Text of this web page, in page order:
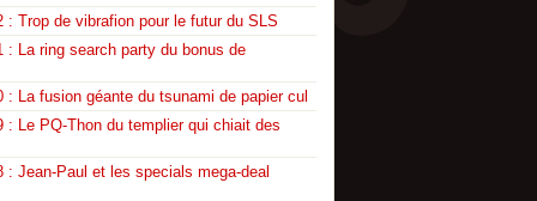
: Trop de vibrafion pour le futur du SLS
: La ring search party du bonus de
: La fusion géante du tsunami de papier cul
: Le PQ-Thon du templier qui chiait des
: Jean-Paul et les specials mega-deal